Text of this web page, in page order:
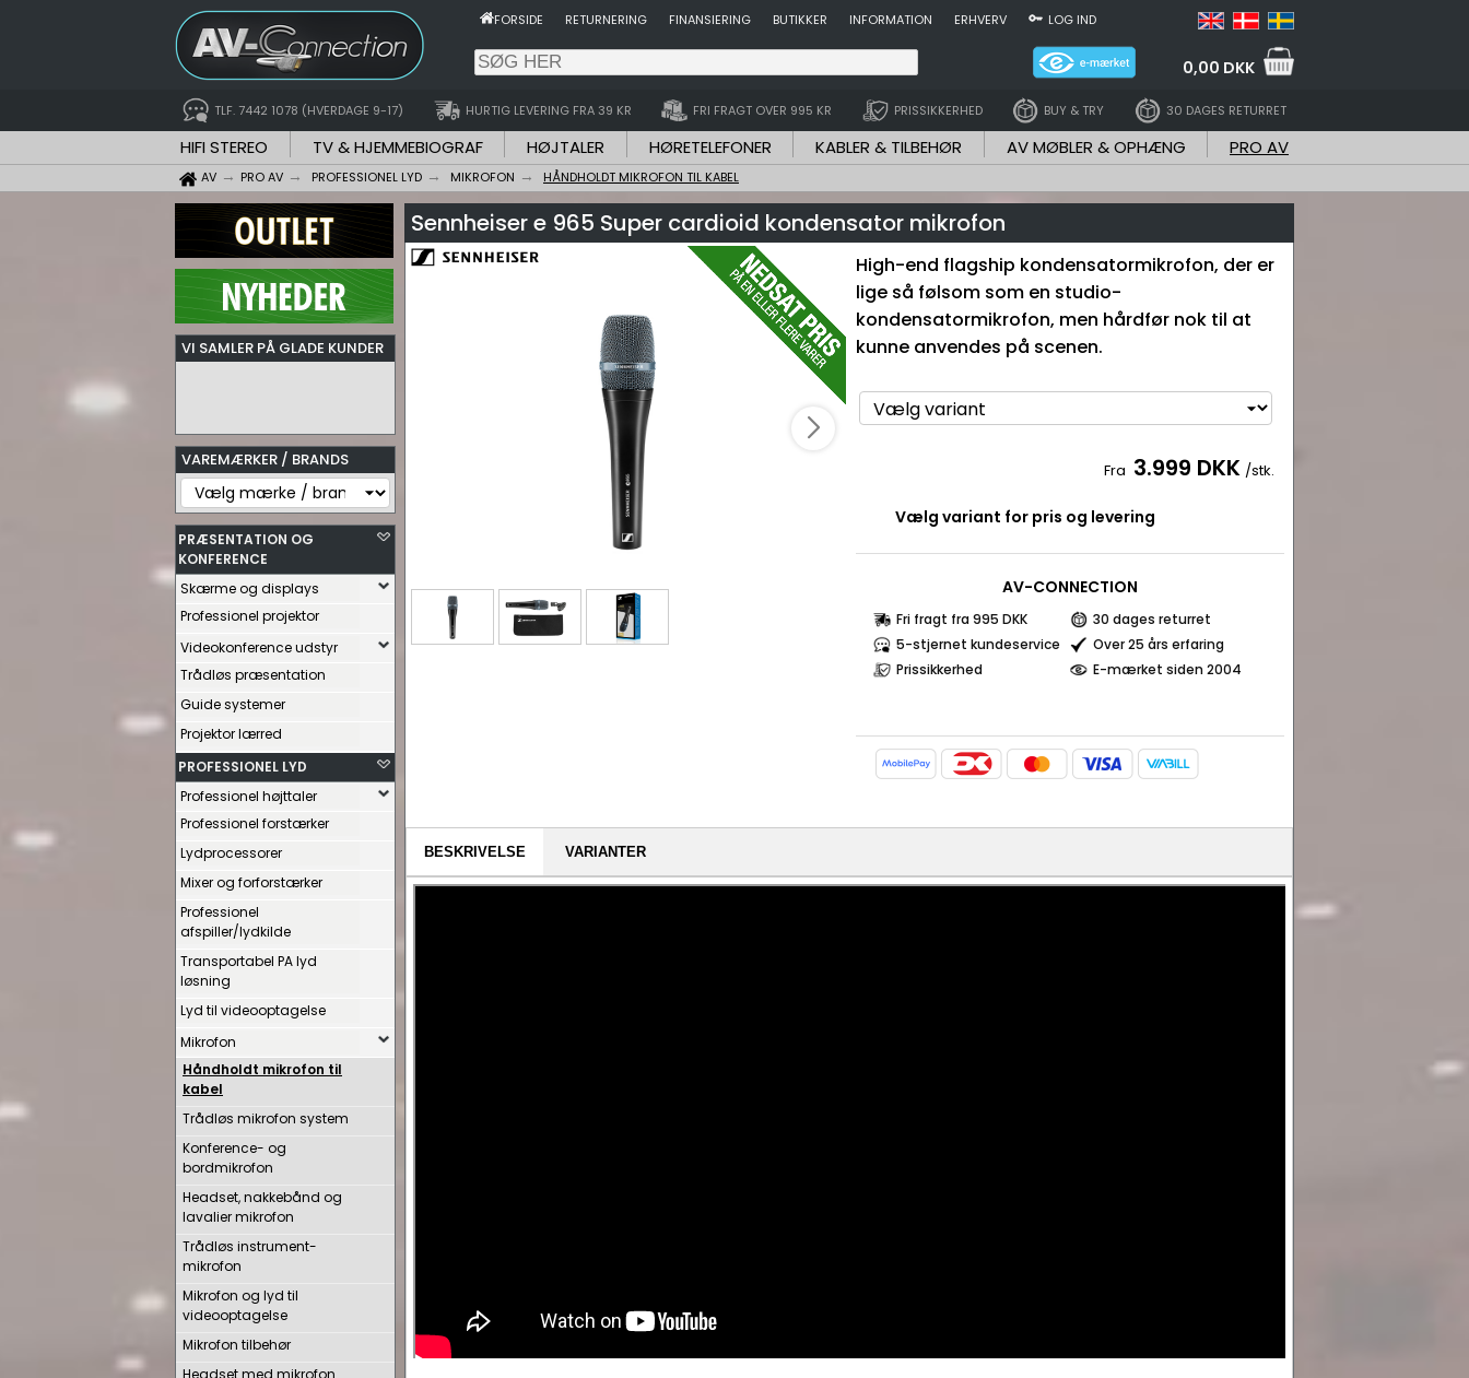
FORSIDE RETURNERING FINANSIERING BUTIKKER INFORMATION ERHVERV LOG IND
0,00 DKK
TLF. 7442 1078 (HVERDAGE 9-17) HURTIG LEVERING FRA 39 KR FRI FRAGT OVER 995 KR PRISSIKKERHED BUY & TRY 30 DAGES RETURRET
HIFI STEREO TV & HJEMMEBIOGRAF HØJTALER HØRETELEFONER KABLER & TILBEHØR AV MØBLER & OPHÆNG PRO AV
AV PRO AV PROFESSIONEL LYD MIKROFON HÅNDHOLDT MIKROFON TIL KABEL
VI SAMLER PÅ GLADE KUNDER
VAREMÆRKER / BRANDS
PRÆSENTATION OG
KONFERENCE
Skærme og displays
Professionel projektor
Videokonference udstyr
Trådløs præsentation
Guide systemer
Projektor lærred
PROFESSIONEL LYD
Professionel højttaler
Professionel forstærker
Lydprocessorer
Mixer og forforstærker
Professionel
afspiller/lydkilde
Transportabel PA lyd
løsning
Lyd til videooptagelse
Mikrofon
Håndholdt mikrofon til
kabel
Trådløs mikrofon system
Konference- og
bordmikrofon
Headset, nakkebånd og
lavalier mikrofon
Trådløs instrument-
mikrofon
Mikrofon og lyd til
videooptagelse
Mikrofon tilbehør
Headset med mikrofon
Sennheiser e 965 Super cardioid kondensator mikrofon
High-end flagship kondensatormikrofon, der er
lige så følsom som en studio-
kondensatormikrofon, men hårdfør nok til at
kunne anvendes på scenen.
Fra 3.999 DKK /stk.
Vælg variant for pris og levering
AV-CONNECTION
Fri fragt fra 995 DKK
30 dages returret
5-stjernet kundeservice
Over 25 års erfaring
Prissikkerhed
E-mærket siden 2004
BESKRIVELSE VARIANTER